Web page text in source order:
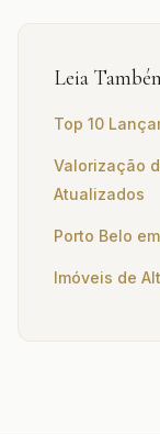
Leia
Top 10
Valorização
Atualizados
Porto Belo
Imóveis de